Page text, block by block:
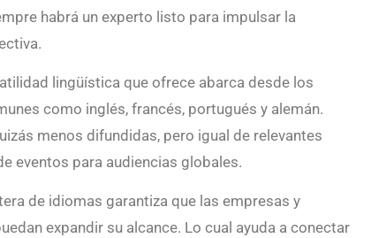
habrá un experto listo para impulsar la
lingüística que ofrece abarca desde los
como inglés, francés, portugués y alemán.
menos difundidas, pero igual de relevantes
eventos para audiencias globales.
de idiomas garantiza que las empresas y
expandir su alcance. Lo cual ayuda a conectar